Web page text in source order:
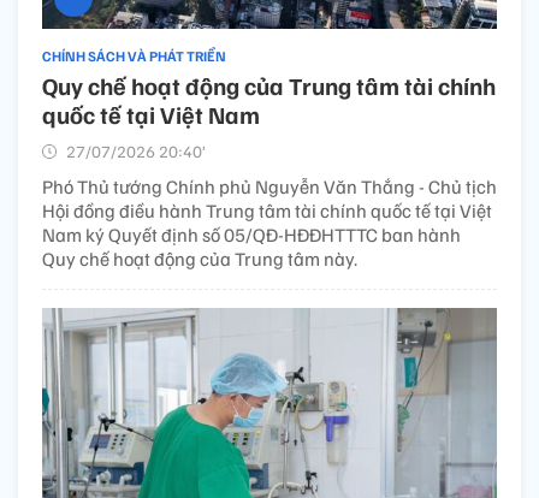
CHÍNH SÁCH VÀ PHÁT TRIỂN
Quy chế hoạt động của Trung tâm tài chính
quốc tế tại Việt Nam
27/07/2026 20:40’
Phó Thủ tướng Chính phủ Nguyễn Văn Thắng - Chủ tịch
Hội đồng điều hành Trung tâm tài chính quốc tế tại Việt
Nam ký Quyết định số 05/QĐ-HĐĐHTTTC ban hành
Quy chế hoạt động của Trung tâm này.